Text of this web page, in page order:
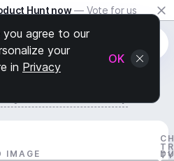
Hunt now — Vote for us
IMAGE
agree to our
your
in Privacy
OK